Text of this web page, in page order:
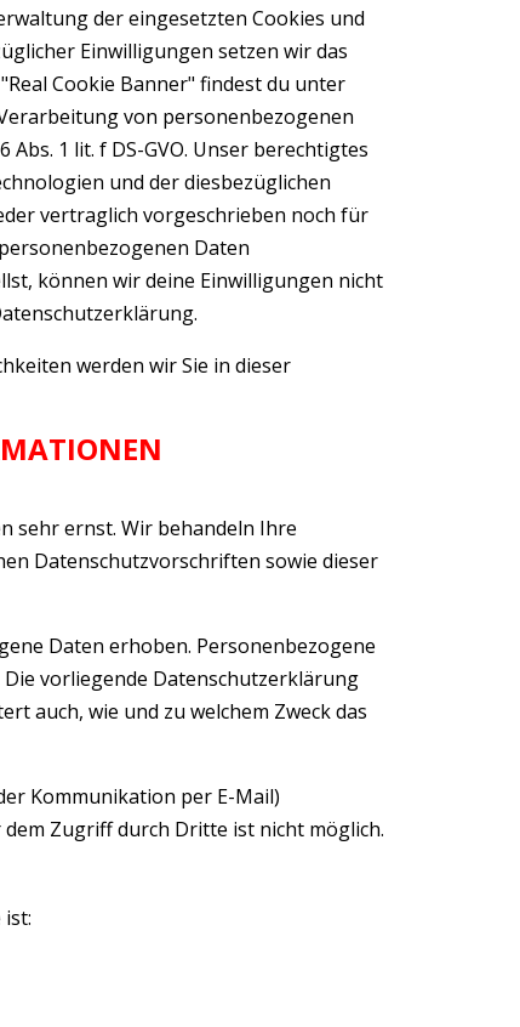
der eingesetzten Cookies und
Einwilligungen setzen wir das
Cookie Banner" findest du unter
von personenbezogenen
Abs. 1 lit. f DS-GVO. Unser berechtigtes
und der diesbezüglichen
vertraglich vorgeschrieben noch für
Daten
können wir deine Einwilligungen nicht
werden wir Sie in dieser
sehr ernst. Wir behandeln Ihre
Datenschutzvorschriften sowie dieser
Daten erhoben. Personenbezogene
vorliegende Datenschutzerklärung
auch, wie und zu welchem Zweck das
Kommunikation per E-Mail)
Zugriff durch Dritte ist nicht möglich.